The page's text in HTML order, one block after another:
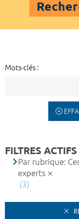
Mots-clés :
FILTRES ACTIFS
Par rubrique:
experts
(3)